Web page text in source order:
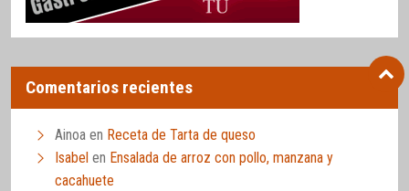
Comentarios recientes
Ainoa en Receta de Tarta de queso
Isabel en Ensalada de arroz con pollo, manzana y
cacahuete